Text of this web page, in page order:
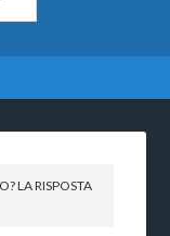
LA RISPOSTA